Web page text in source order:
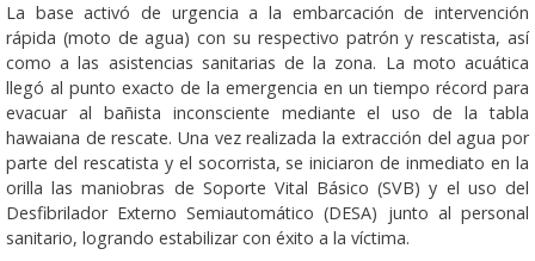
La base activó de urgencia a la embarcación de intervención
rápida (moto de agua) con su respectivo patrón y rescatista, así
como a las asistencias sanitarias de la zona. La moto acuática
llegó al punto exacto de la emergencia en un tiempo récord para
evacuar al bañista inconsciente mediante el uso de la tabla
hawaiana de rescate. Una vez realizada la extracción del agua por
parte del rescatista y el socorrista, se iniciaron de inmediato en la
orilla las maniobras de Soporte Vital Básico (SVB) y el uso del
Desfibrilador Externo Semiautomático (DESA) junto al personal
sanitario, logrando estabilizar con éxito a la víctima.